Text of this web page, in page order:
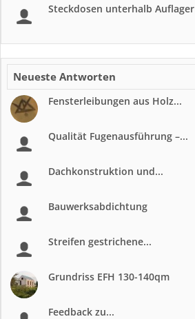
Steckdosen unterhalb Auflager
Neueste Antworten
Fensterleibungen aus Holz...
Qualität Fugenausführung –...
Dachkonstruktion und...
Bauwerksabdichtung
Streifen gestrichene...
Grundriss EFH 130-140qm
Feedback zu...